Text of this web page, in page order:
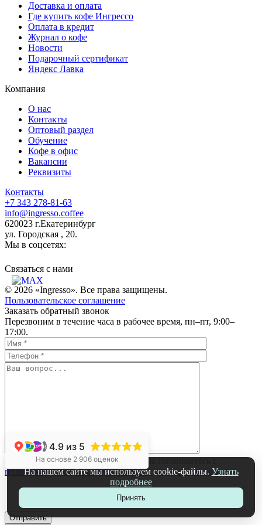
Доставка и оплата
Где купить кофе Ингрессо
Оплата в кредит
Журнал о кофе
Новости
Подарочный сертификат
Яндекс Лавка
Компания
О нас
Контакты
Оптовый раздел
Обучение
Кофе в офис
Вакансии
Реквизиты
Контакты
+7 343 278-81-63
info@ingresso.coffee
620023 г.Екатеринбург
ул. Городская , 20.
Мы в соцсетях:
Связаться c нами
© 2026 «Ingresso». Все права защищены.
Пользовательское соглашение
На нашем сайте мы используем cookie-файлы. Узнать
подробнее
Принять
Заказать обратный звонок
Перезвоним в течение часа в рабочее время, пн–пт, 9:00–
17:00.
Нажимая на кнопку «Отправить», вы соглашаетесь с
политикой обработки персональных данных компании
+1 4.9из 5
На основе 2 906 оценок